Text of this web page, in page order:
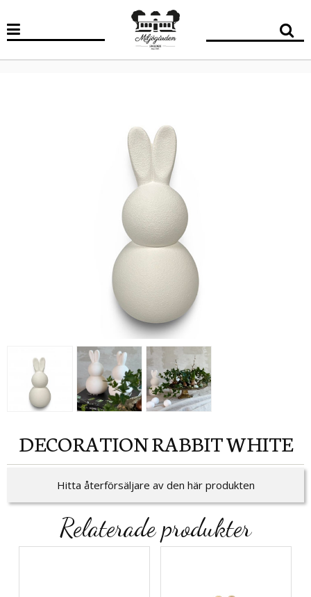
DECORATION RABBIT WHITE
Hitta återförsäljare av den här produkten
Relaterade produkter